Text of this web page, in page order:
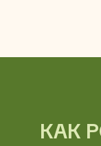
КАК